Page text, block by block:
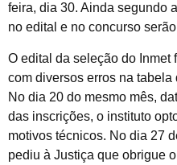
feira, dia 30. Ainda segundo
no edital e no concurso
O edital da seleção do Inmet
com diversos erros na
No dia 20 do mesmo mês,
das inscrições, o instituto
motivos técnicos. No dia 27
pediu à Justiça que obrigue